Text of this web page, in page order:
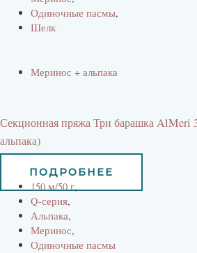
Одиночные пасмы,
Шелк
Меринос + альпака
Секционная пряжа Три барашка AlMeri
альпака)
525руб 473руб
ПОДРОБНЕЕ
150 м/50 г,
Q-серия,
Альпака,
Меринос,
Одиночные пасмы